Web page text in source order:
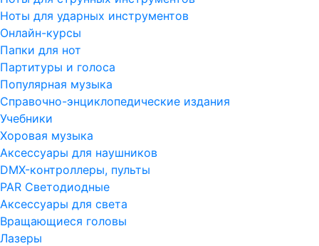
Ноты для ударных инструментов
Онлайн-курсы
Папки для нот
Партитуры и голоса
Популярная музыка
Справочно-энциклопедические издания
Учебники
Хоровая музыка
Аксессуары для наушников
DMX-контроллеры, пульты
PAR Светодиодные
Аксессуары для света
Вращающиеся головы
Лазеры